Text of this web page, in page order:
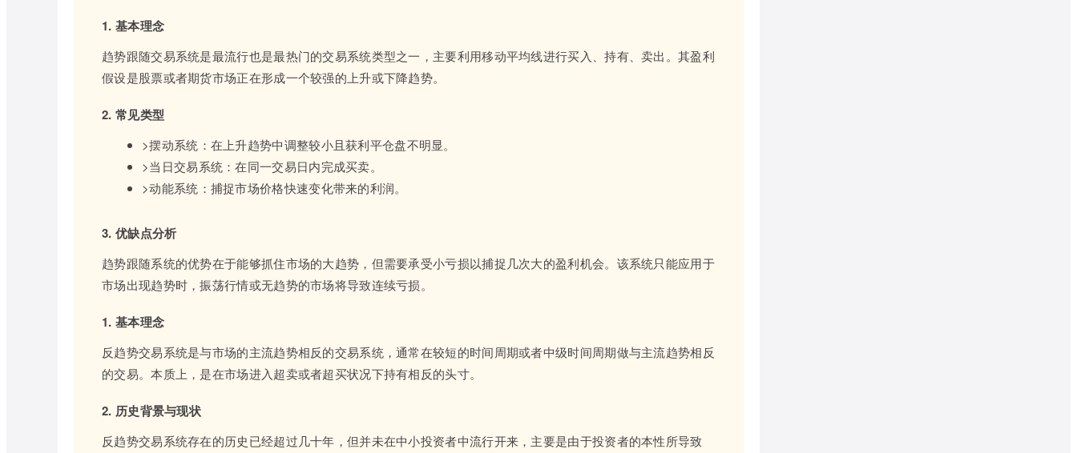
1. 基本理念
趋势跟随交易系统是最流行也是最热门的交易系统类型之一，主要利用移动平均线进行买入、持有、卖出。其盈利
假设是股票或者期货市场正在形成一个较强的上升或下降趋势。
2. 常见类型
>摆动系统：在上升趋势中调整较小且获利平仓盘不明显。
>当日交易系统：在同一交易日内完成买卖。
>动能系统：捕捉市场价格快速变化带来的利润。
3. 优缺点分析
趋势跟随系统的优势在于能够抓住市场的大趋势，但需要承受小亏损以捕捉几次大的盈利机会。该系统只能应用于
市场出现趋势时，振荡行情或无趋势的市场将导致连续亏损。
1. 基本理念
反趋势交易系统是与市场的主流趋势相反的交易系统，通常在较短的时间周期或者中级时间周期做与主流趋势相反
的交易。本质上，是在市场进入超卖或者超买状况下持有相反的头寸。
2. 历史背景与现状
反趋势交易系统存在的历史已经超过几十年，但并未在中小投资者中流行开来，主要是由于投资者的本性所导致